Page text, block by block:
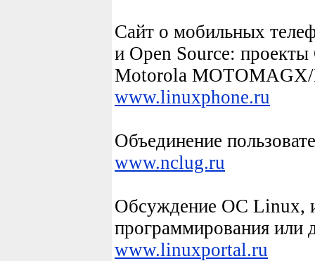
Сайт о мобильных
и Open Source:
Motorola
www.linuxphone.ru
Объединение
www.nclug.ru
Обсуждение ОС Linux,
программирования или
www.linuxportal.ru